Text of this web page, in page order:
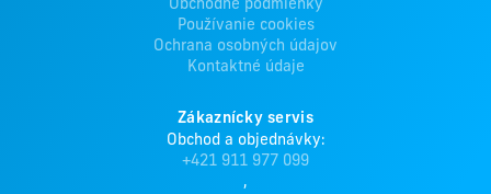
Obchodné podmienky
Používanie cookies
Ochrana osobných údajov
Kontaktné údaje
Zákaznícky servis
Obchod a objednávky:
+421 911 977 099
,